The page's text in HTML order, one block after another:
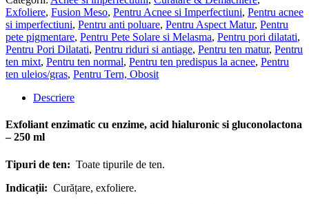
Peel
FusionMeso
-
peeling
enzimatic
cu
polihidroxi
acizi
acid
hialuronic
Exfoliere, Fusion Meso, Pentru Acnee si Imperfectiuni, Pentru acnee
si imperfectiuni, Pentru anti poluare, Pentru Aspect Matur, Pentru
pete pigmentare, Pentru Pete Solare si Melasma, Pentru pori dilatati,
Pentru Pori Dilatati, Pentru riduri si antiage, Pentru ten matur, Pentru
ten mixt, Pentru ten normal, Pentru ten predispus la acnee, Pentru
ten uleios/gras, Pentru Tern, Obosit
Descriere
Exfoliant enzimatic cu enzime, acid hialuronic si gluconolactona
– 250 ml
Tipuri de ten: Toate tipurile de ten.
Indicații: Curățare, exfoliere.